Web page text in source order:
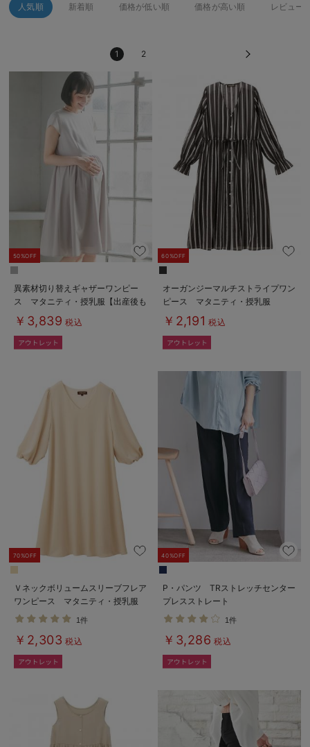
入院準備の持ち物チェック
人気順 新着順 価格が低い順 価格が高い順 レビュー
1 2
50%OFF
異素材切り替えギャザーワンピー
ス マタニティ・授乳服【出産後も
長く使える】
￥3,839 税込
60%OFF
オーガンジーマルチストライプワン
ピース マタニティ・授乳服
￥2,191 税込
70%OFF
Ｖネックボリュームスリーブフレア
ワンピース マタニティ・授乳服
【出産後も長く使える】
1件
￥2,303 税込
40%OFF
P・パンツ TRストレッチセンター
プレスストレート
1件
￥3,286 税込